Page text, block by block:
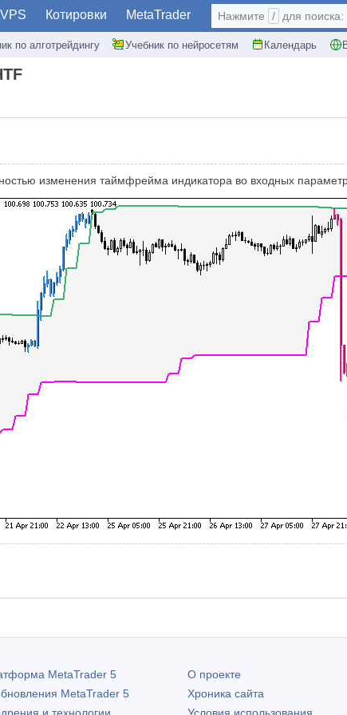
VPS Котировки MetaTrader
по алготрейдингу Учебник по нейросетям Календарь
Нажмите / для поиска:
изменения таймфрейма индикатора во входных
MetaTrader 5
MetaTrader 5
О проекте
Хроника сайта